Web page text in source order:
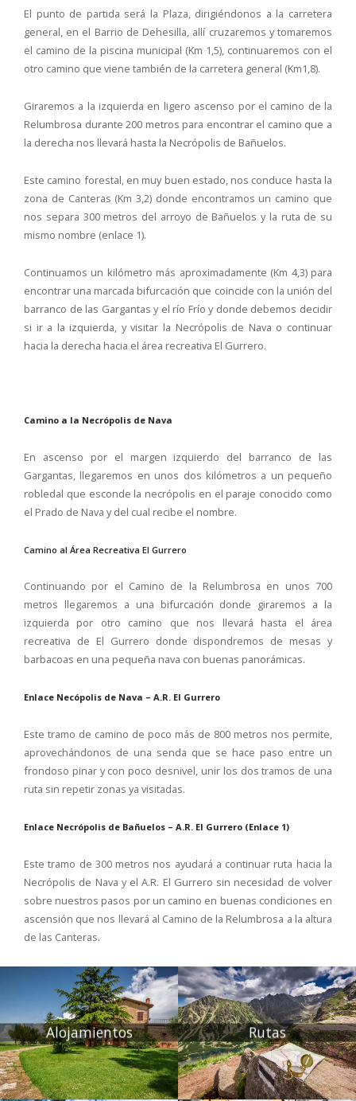
El punto de partida será la Plaza, dirigiéndonos a la carretera
general, en el Barrio de Dehesilla, allí cruzaremos y tomaremos
el camino de la piscina municipal (Km 1,5), continuaremos con el
otro camino que viene también de la carretera general (Km1,8).
Giraremos a la izquierda en ligero ascenso por el camino de la
Relumbrosa durante 200 metros para encontrar el camino que a
la derecha nos llevará hasta la Necrópolis de Bañuelos.
Este camino forestal, en muy buen estado, nos conduce hasta la
zona de Canteras (Km 3,2) donde encontramos un camino que
nos separa 300 metros del arroyo de Bañuelos y la ruta de su
mismo nombre (enlace 1).
Continuamos un kilómetro más aproximadamente (Km 4,3) para
encontrar una marcada bifurcación que coincide con la unión del
barranco de las Gargantas y el río Frío y donde debemos decidir
si ir a la izquierda, y visitar la Necrópolis de Nava o continuar
hacia la derecha hacia el área recreativa El Gurrero.
Camino a la Necrópolis de Nava
En ascenso por el margen izquierdo del barranco de las
Gargantas, llegaremos en unos dos kilómetros a un pequeño
robledal que esconde la necrópolis en el paraje conocido como
el Prado de Nava y del cual recibe el nombre.
Camino al Área Recreativa El Gurrero
Continuando por el Camino de la Relumbrosa en unos 700
metros llegaremos a una bifurcación donde giraremos a la
izquierda por otro camino que nos llevará hasta el área
recreativa de El Gurrero donde dispondremos de mesas y
barbacoas en una pequeña nava con buenas panorámicas.
Enlace Necópolis de Nava – A.R. El Gurrero
Este tramo de camino de poco más de 800 metros nos permite,
aprovechándonos de una senda que se hace paso entre un
frondoso pinar y con poco desnivel, unir los dos tramos de una
ruta sin repetir zonas ya visitadas.
Enlace Necrópolis de Bañuelos – A.R. El Gurrero (Enlace 1)
Este tramo de 300 metros nos ayudará a continuar ruta hacia la
Necrópolis de Nava y el A.R. El Gurrero sin necesidad de volver
sobre nuestros pasos por un camino en buenas condiciones en
ascensión que nos llevará al Camino de la Relumbrosa a la altura
de las Canteras.
Alojamientos Rutas